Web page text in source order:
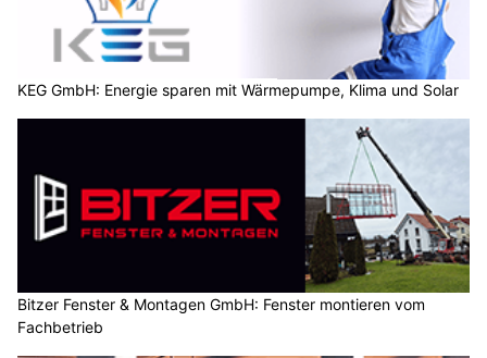
KEG GmbH: Energie sparen mit Wärmepumpe, Klima und Solar
Bitzer Fenster & Montagen GmbH: Fenster montieren vom
Fachbetrieb